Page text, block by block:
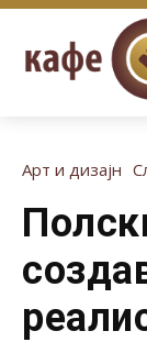
Арт и дизајн